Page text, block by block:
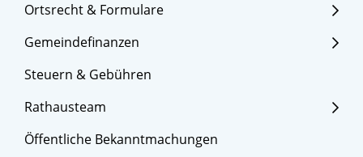
Ortsrecht & Formulare
Gemeindefinanzen
Steuern & Gebühren
Rathausteam
Öffentliche Bekanntmachungen